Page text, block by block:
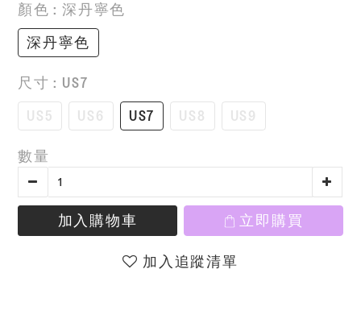
顏色: 深丹寧色
深丹寧色
尺寸: US7
US5
US6 US7 US8 US9
數量
加入購物車 立即購買
加入追蹤清單